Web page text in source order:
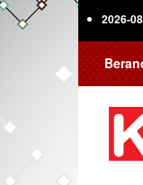
Skip
2026-